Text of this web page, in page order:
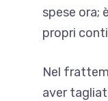
spese ora;
propri
Nel
aver